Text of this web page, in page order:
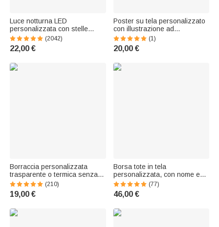
Luce notturna LED
personalizzata con stelle
nuvole e animali base in legno
decorazione cameretta regalo
di compleanno e babyshower
(2042)
22,00 €
Poster su tela personalizzato
con illustrazione ad
acquerello, quadro incorniciato
senza cornice con testo,
regalo di compleanno o per
casa per familiari e amici
(1)
20,00 €
Borraccia personalizzata
trasparente o termica senza
BPA, con cannuccia,
personaggio animato e nome -
Regalo per ritorno a scuola
(210)
19,00 €
Borsa tote in tela
personalizzata, con nome e
multitasca porta gomitoli -
Regalo di compleanno per
amanti del lavoro a maglia
(77)
46,00 €